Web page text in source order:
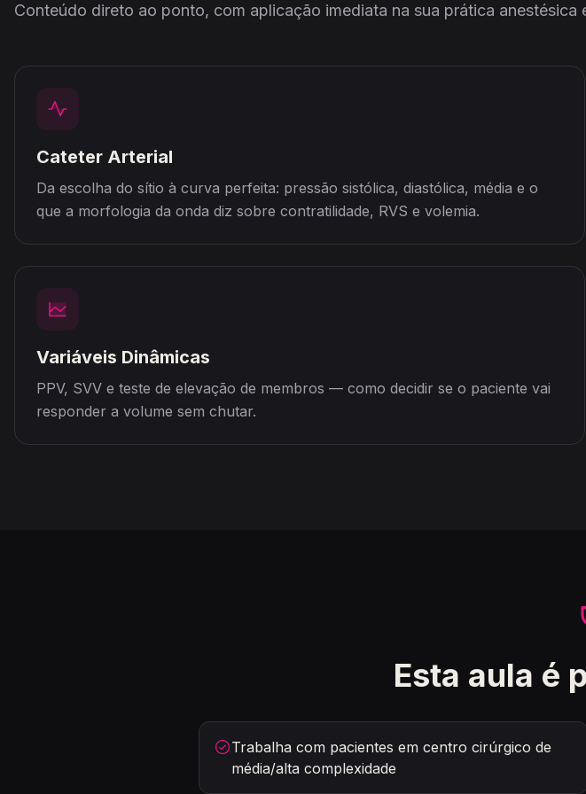
Conteúdo direto ao ponto, com aplicação imediata na sua prática anestésica
Cateter Arterial
Da escolha do sítio à curva perfeita: pressão sistólica, diastólica, média e o
que a morfologia da onda diz sobre contratilidade, RVS e volemia.
Variáveis Dinâmicas
PPV, SVV e teste de elevação de membros — como decidir se o paciente vai
responder a volume sem chutar.
Esta aula é
Trabalha com pacientes em centro cirúrgico de
média/alta complexidade